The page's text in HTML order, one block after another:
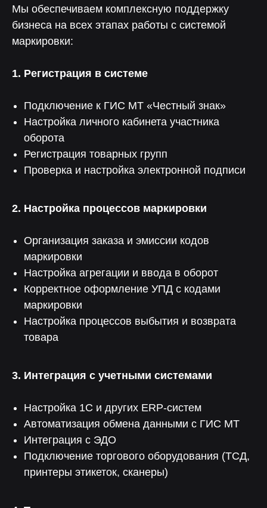
Мы обеспечиваем комплексную поддержку
бизнеса на всех этапах работы с системой
маркировки:
1. Регистрация в системе
Подключение к ГИС МТ «Честный знак»
Настройка личного кабинета участника
оборота
Регистрация товарных групп
Проверка и настройка электронной подписи
2. Настройка процессов маркировки
Организация заказа и эмиссии кодов
маркировки
Настройка агрегации и ввода в оборот
Корректное оформление УПД с кодами
маркировки
Настройка процессов выбытия и возврата
товара
3. Интеграция с учетными системами
Настройка 1С и других ERP-систем
Автоматизация обмена данными с ГИС МТ
Интеграция с ЭДО
Подключение торгового оборудования (ТСД,
принтеры этикеток, сканеры)